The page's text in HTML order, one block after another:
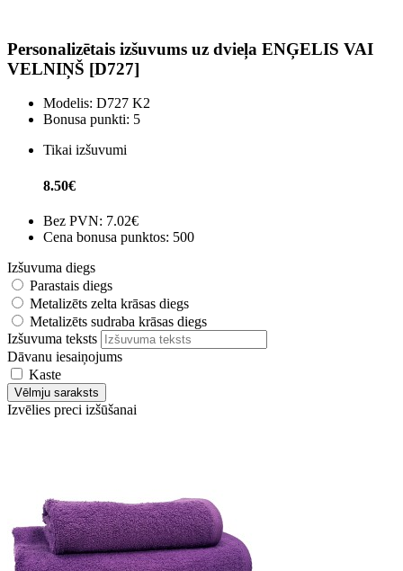
Personalizētais izšuvums uz dvieļa ENĢELIS VAI
VELNIŅŠ [D727]
Modelis: D727 K2
Bonusa punkti: 5
Tikai izšuvumi
8.50€
Bez PVN: 7.02€
Cena bonusa punktos: 500
Izšuvuma diegs
Parastais diegs
Metalizēts zelta krāsas diegs
Metalizēts sudraba krāsas diegs
Izšuvuma teksts
Dāvanu iesaiņojums
Kaste
Vēlmju saraksts
Izvēlies preci izšūšanai